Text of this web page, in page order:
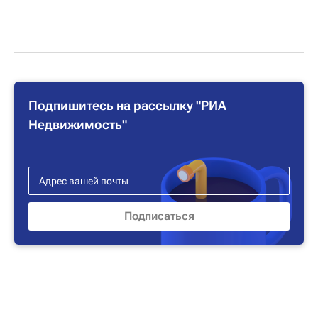
Подпишитесь на рассылку "РИА
Недвижимость"